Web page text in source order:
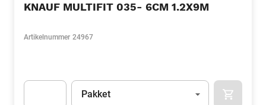
KNAUF MULTIFIT 035- 6CM 1.2X9M
Artikelnummer 24967
Eenheid
Pakket